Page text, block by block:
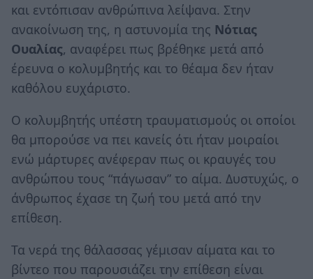
και εντόπισαν ανθρώπινα λείψανα. Στην
ανακοίνωση της, η αστυνομία της Νότιας
Ουαλίας, αναφέρει πως βρέθηκε μετά από
έρευνα ο κολυμβητής και το θέαμα δεν ήταν
καθόλου ευχάριστο.
Ο κολυμβητής υπέστη τραυματισμούς οι οποίοι
θα μπορούσε να πει κανείς ότι ήταν μοιραίοι
ενώ μάρτυρες ανέφεραν πως οι κραυγές του
ανθρώπου τους “πάγωσαν” το αίμα. Δυστυχώς, ο
άνθρωπος έχασε τη ζωή του μετά από την
επίθεση.
Τα νερά της θάλασσας γέμισαν αίματα και το
βίντεο που παρουσιάζει την επίθεση είναι